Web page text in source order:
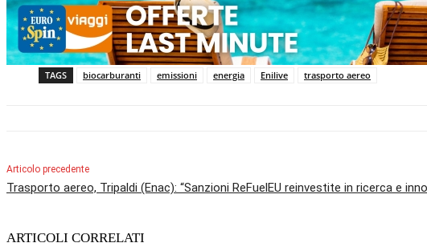
TAGS biocarburanti emissioni energia Enilive trasporto aereo
Articolo precedente
Trasporto aereo, Tripaldi (Enac): “Sanzioni ReFuelEU reinvestite in ricerca e
ARTICOLI CORRELATI